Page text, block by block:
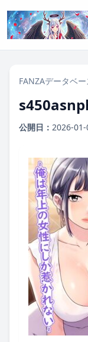
FANZAデータベー
公開日： 2026-